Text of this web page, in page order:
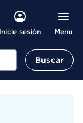
Inicie sesión Menu
Buscar